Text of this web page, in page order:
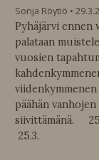
Sonja Röytiö
Pyhäjärvi ennen
palataan
vuosien
päähän
siivittämänä.
25.3.